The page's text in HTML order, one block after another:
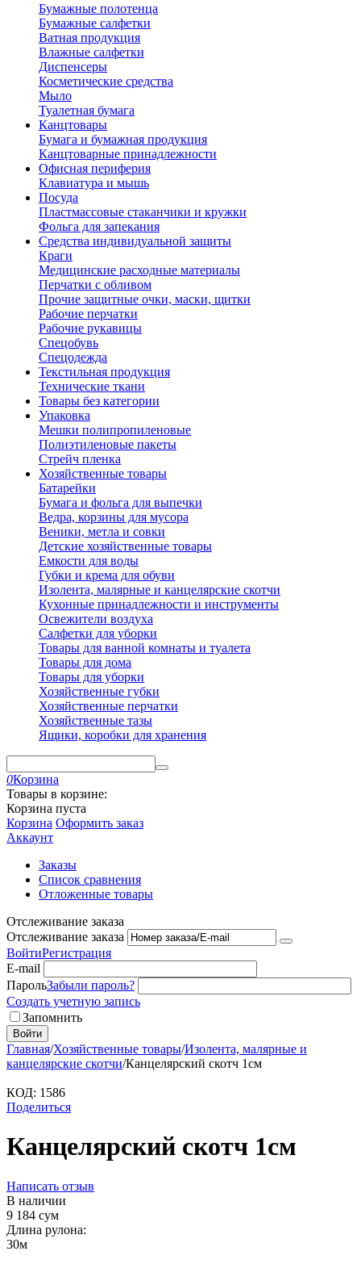
Бумажные полотенца
Бумажные салфетки
Ватная продукция
Влажные салфетки
Диспенсеры
Косметические средства
Мыло
Туалетная бумага
Канцтовары
Бумага и бумажная продукция
Канцтоварные принадлежности
Офисная периферия
Клавиатура и мышь
Посуда
Пластмассовые стаканчики и кружки
Фольга для запекания
Средства индивидуальной защиты
Краги
Медицинские расходные материалы
Перчатки с обливом
Прочие защитные очки, маски, щитки
Рабочие перчатки
Рабочие рукавицы
Спецобувь
Спецодежда
Текстильная продукция
Технические ткани
Товары без категории
Упаковка
Мешки полипропиленовые
Полиэтиленовые пакеты
Стрейч пленка
Хозяйственные товары
Батарейки
Бумага и фольга для выпечки
Ведра, корзины для мусора
Веники, метла и совки
Детские хозяйственные товары
Емкости для воды
Губки и крема для обуви
Изолента, малярные и канцелярские скотчи
Кухонные принадлежности и инструменты
Освежители воздуха
Салфетки для уборки
Товары для ванной комнаты и туалета
Товары для дома
Товары для уборки
Хозяйственные губки
Хозяйственные перчатки
Хозяйственные тазы
Ящики, коробки для хранения
0Корзина
Товары в корзине:
Корзина пуста
Корзина Оформить заказ
Аккаунт
Заказы
Список сравнения
Отложенные товары
Отслеживание заказа
Отслеживание заказа
ВойтиРегистрация
E-mail
ПарольЗабыли пароль?
Создать учетную запись
Запомнить
Войти
Главная/Хозяйственные товары/Изолента, малярные и
канцелярские скотчи/Канцелярский скотч 1см
КОД: 1586
Поделиться
Канцелярский скотч 1см
Написать отзыв
В наличии
9 184 сум
Длина рулона:
30м